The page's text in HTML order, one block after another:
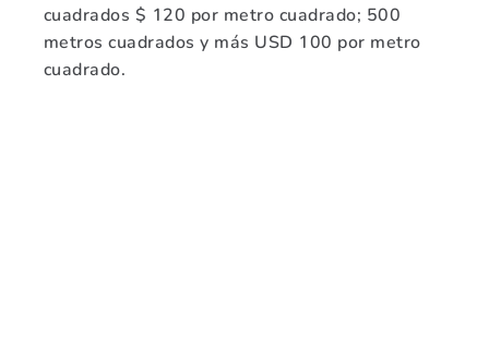
cuadrados $ 120 por metro cuadrado; 500
metros cuadrados y más USD 100 por metro
cuadrado.